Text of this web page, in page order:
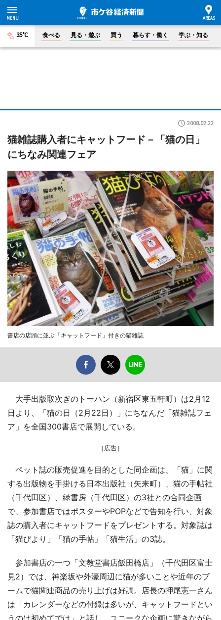
35°C 食べる 見る・遊ぶ 買う 暮らす・働く 学ぶ・知る
2008.02.22
猫雑誌購入者にキャットフード－「猫の日」
にちなみ関連フェア
書店の店頭に並ぶ「キャットフード」付きの猫雑誌
大手出版取次ぎのトーハン（新宿区東五軒町）は2月12
日より、「猫の日（2月22日）」にちなんだ「猫雑誌フェ
ア」を全国300書店で展開している。
［広告］
ペット誌の販売促進を目的とした同企画は、「猫」に関
する出版物を手掛ける日本出版社（矢来町）、猫の手帖社
（千代田区）、緑書房（千代田区）の3社との合同企画
で、参加書店ではポスターやPOPなどで告知を行い、対象
誌の購入者にキャットフードをプレゼントする。対象誌は
「猫びより」「猫の手帖」「猫生活」の3誌。
参加書店の一つ「文教堂書店飯田橋店」（千代田区富士
見2）では、神楽坂や外濠周辺に猫が多いことや近年のブ
ームで猫関連商品の売り上げは好調。店長の押尾憲一さん
は「カレンダーなどの付録は多いが、キャットフードとい
うのは初めてでは」と話し、ユニークな企画に驚きながら